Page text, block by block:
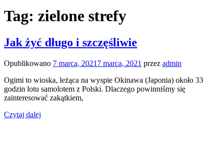
Tag: zielone strefy
Jak żyć długo i szczęśliwie
Opublikowano 7 marca, 2021 7 marca, 2021 przez admin
Ogimi to wioska, leżąca na wyspie Okinawa (Japonia) około 33
godzin lotu samolotem z Polski. Dlaczego powinniśmy się
zainteresować zakątkiem,
Czytaj dalej